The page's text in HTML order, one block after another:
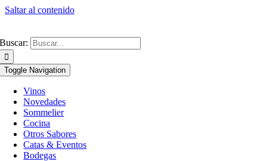
Saltar al contenido
Buscar:
Toggle Navigation
Vinos
Novedades
Sommelier
Cocina
Otros Sabores
Catas & Eventos
Bodegas